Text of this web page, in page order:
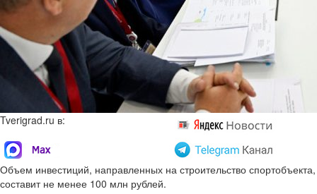
Tverigrad.ru в:
Объем инвестиций, направленных на строительство спортобъекта,
составит не менее 100 млн рублей.